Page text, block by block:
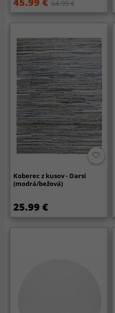
64.99 €
Koberec z kusov - Darsi
(modrá/bežová)
25.99 €